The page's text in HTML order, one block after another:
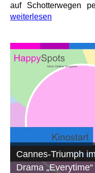
auf Schotterwegen
weiterlesen
Cannes-Triumph
Drama